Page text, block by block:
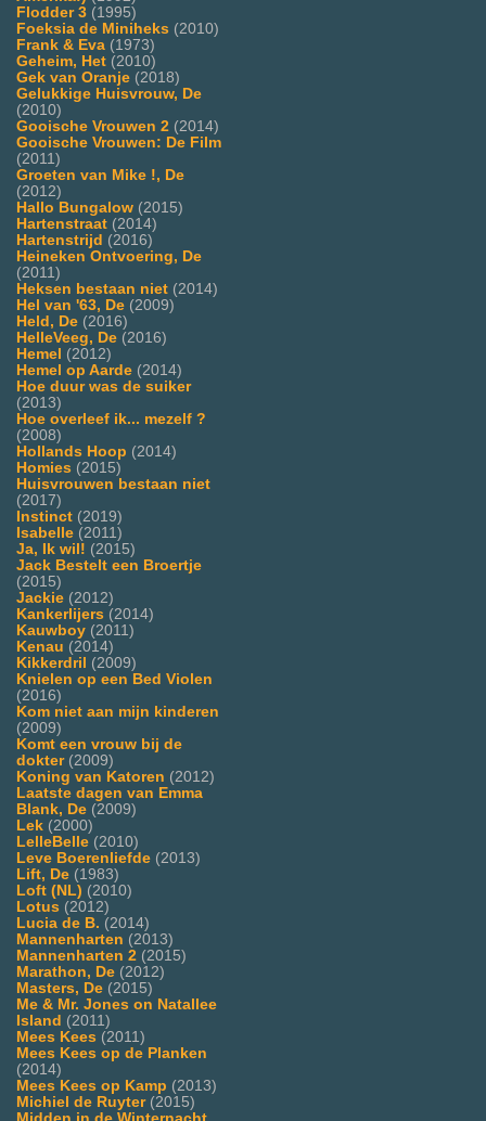
Flodder 3 (1995)
Foeksia de Miniheks (2010)
Frank & Eva (1973)
Geheim, Het (2010)
Gek van Oranje (2018)
Gelukkige Huisvrouw, De
(2010)
Gooische Vrouwen 2 (2014)
Gooische Vrouwen: De Film
(2011)
Groeten van Mike !, De
(2012)
Hallo Bungalow (2015)
Hartenstraat (2014)
Hartenstrijd (2016)
Heineken Ontvoering, De
(2011)
Heksen bestaan niet (2014)
Hel van '63, De (2009)
Held, De (2016)
HelleVeeg, De (2016)
Hemel (2012)
Hemel op Aarde (2014)
Hoe duur was de suiker
(2013)
Hoe overleef ik... mezelf ?
(2008)
Hollands Hoop (2014)
Homies (2015)
Huisvrouwen bestaan niet
(2017)
Instinct (2019)
Isabelle (2011)
Ja, Ik wil! (2015)
Jack Bestelt een Broertje
(2015)
Jackie (2012)
Kankerlijers (2014)
Kauwboy (2011)
Kenau (2014)
Kikkerdril
(2009)
Knielen op een Bed Violen
(2016)
Kom niet aan mijn kinderen
(2009)
Komt een vrouw bij de
dokter(2009)
Koning van Katoren (2012)
Laatste dagen van Emma
Blank, De (2009)
Lek (2000)
LelleBelle (2010)
Leve Boerenliefde (2013)
Lift, De (1983)
Loft (NL) (2010)
Lotus (2012)
Lucia de B. (2014)
Mannenharten (2013)
Mannenharten 2 (2015)
Marathon, De (2012)
Masters, De (2015)
Me & Mr. Jones on Natallee
Island (2011)
Mees Kees (2011)
Mees Kees op de Planken
(2014)
Mees Kees op Kamp (2013)
Michiel de Ruyter(2015)